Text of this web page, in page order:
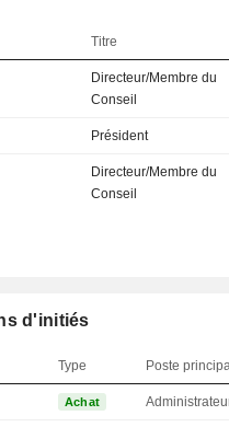
Titre
Directeur/Membre du
Conseil
Président
Directeur/Membre du
Conseil
d'initiés
Type Poste
Achat